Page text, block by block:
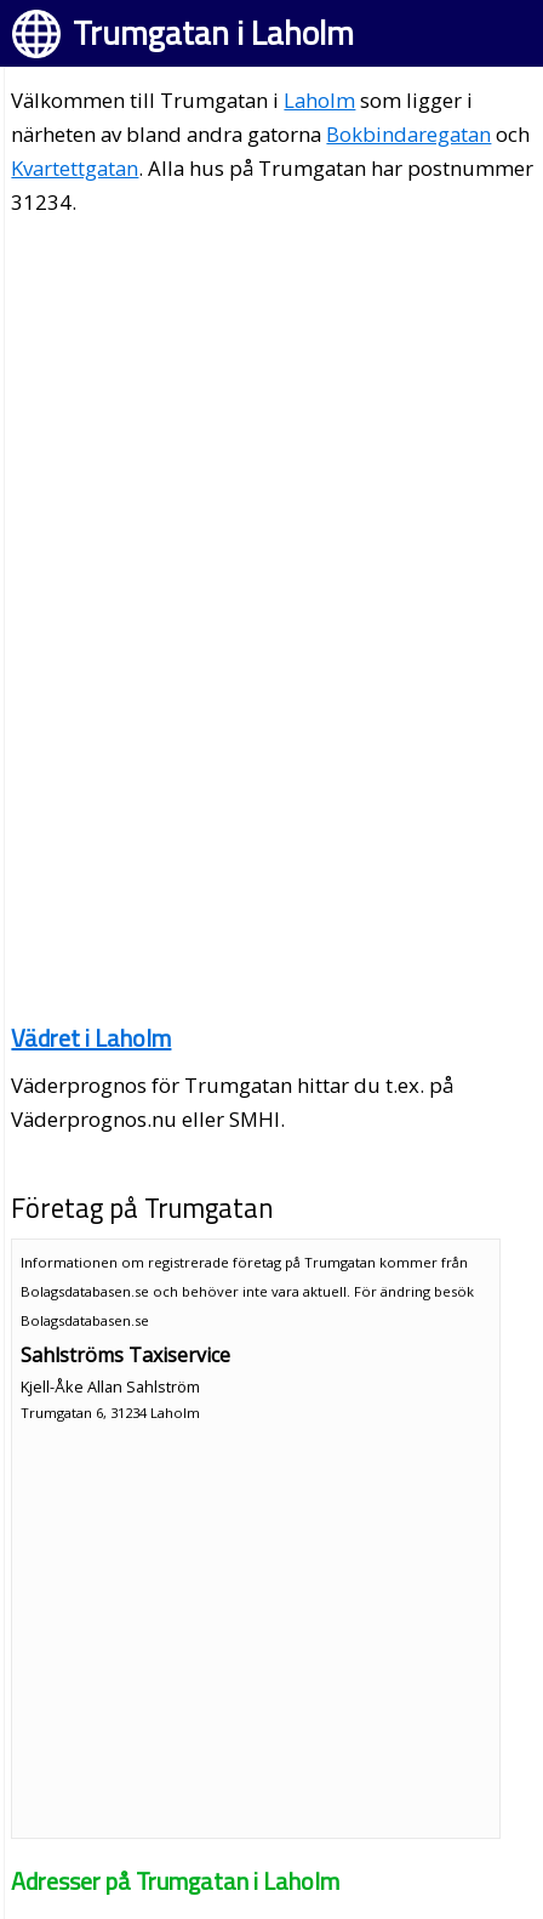
Trumgatan i Laholm
Välkommen till Trumgatan i Laholmsom ligger i
närheten av bland andra gatorna Bokbindaregatanoch
Kvartettgatan. Alla hus på Trumgatan har postnummer
31234.
Vädret i Laholm
Väderprognos för Trumgatan hittar du t.ex. på
Väderprognos.nu eller SMHI.
Företag på Trumgatan
Informationen om registrerade företag på Trumgatan kommer från
Bolagsdatabasen.se och behöver inte vara aktuell. För ändring besök
Bolagsdatabasen.se
Sahlströms Taxiservice
Kjell-Åke Allan Sahlström
Trumgatan 6, 31234 Laholm
Adresser på Trumgatan i Laholm